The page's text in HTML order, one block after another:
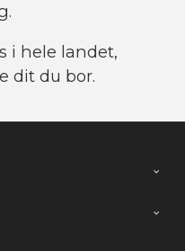
i hele landet,
dit du bor.